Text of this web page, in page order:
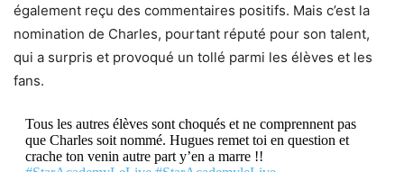
également reçu des commentaires positifs. Mais c’est la
nomination de Charles, pourtant réputé pour son talent,
qui a surpris et provoqué un tollé parmi les élèves et les
fans.
Tous les autres élèves sont choqués et ne comprennent pas
que Charles soit nommé. Hugues remet toi en question et
crache ton venin autre part y’en a marre !!